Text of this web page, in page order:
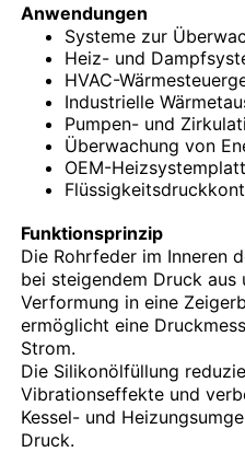
Im Dunkeln leuchtendes
Druckmessgeräte
Anwendungen
Systeme zur
Heiz- und
HVAC-
Industrielle
Pumpen- und
Überwachung von
OEM-
Funktionsprinzip
Die Rohrfeder im Inneren
bei steigendem Druck
Verformung in eine
ermöglicht eine
Strom.
Die Silikonölfüllung
Vibrationseffekte und
Kessel- und
Druck.